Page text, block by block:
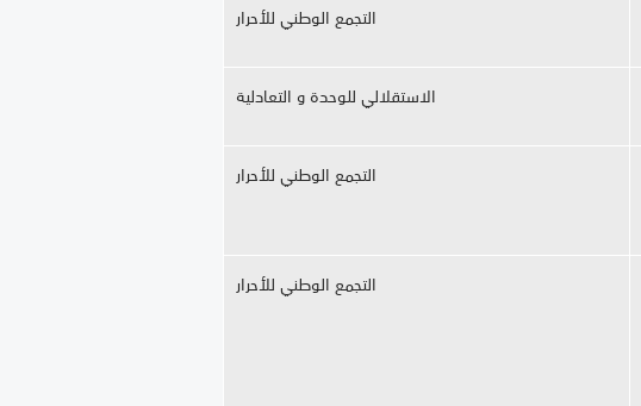
التجمع الوطني للأحرار
الاستقلالي للوحدة و التعادلية
التجمع الوطني للأحرار
التجمع الوطني للأحرار